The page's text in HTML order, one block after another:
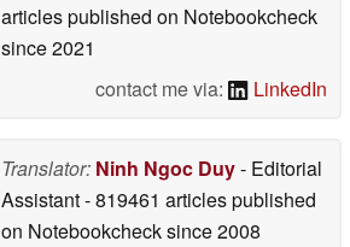
articles published on Notebookcheck
since 2021
contact me via:
LinkedIn
Translator: Ninh Ngoc Duy- Editorial
Assistant- 819461 articles published
on Notebookchecksince 2008